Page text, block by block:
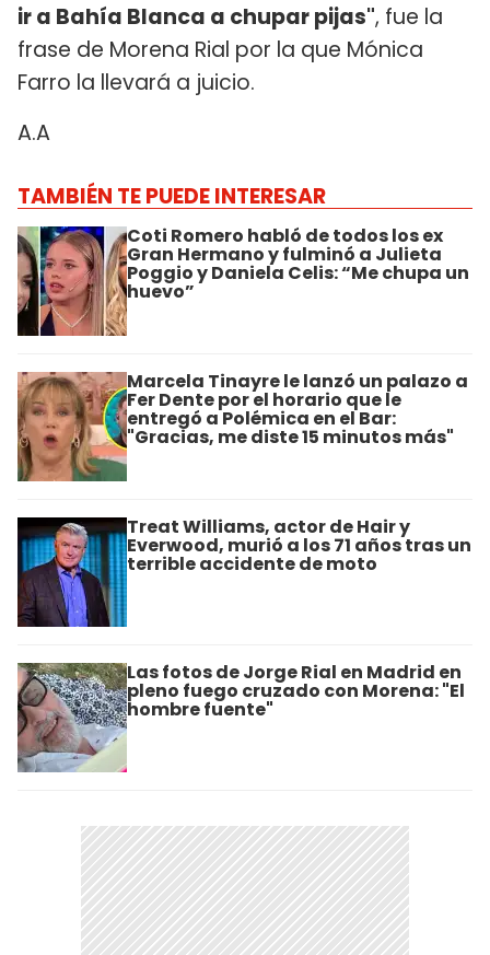
ir a Bahía Blanca a chupar pijas", fue la
frase de Morena Rial por la que Mónica
Farro la llevará a juicio.
A.A
TAMBIÉN TE PUEDE INTERESAR
Coti Romero habló de todos los ex
Gran Hermano y fulminó a Julieta
Poggio y Daniela Celis: “Me chupa un
huevo”
Marcela Tinayre le lanzó un palazo a
Fer Dente por el horario que le
entregó a Polémica en el Bar:
"Gracias, me diste 15 minutos más"
Treat Williams, actor de Hair y
Everwood, murió a los 71 años tras un
terrible accidente de moto
Las fotos de Jorge Rial en Madrid en
pleno fuego cruzado con Morena: "El
hombre fuente"